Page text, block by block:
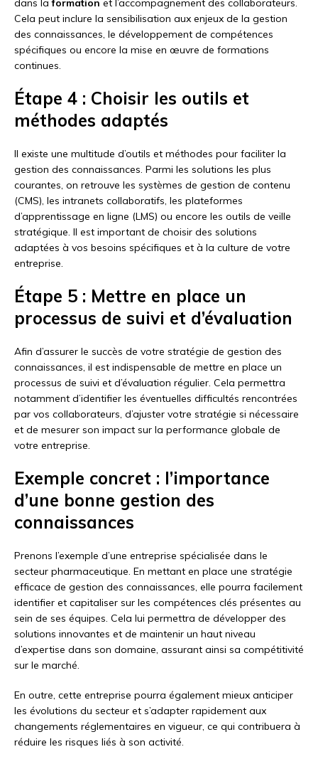
dans laformation et l’accompagnement des collaborateurs.
Cela peut inclure la sensibilisation aux enjeux de la gestion
des connaissances, le développement de compétences
spécifiques ou encore la mise en œuvre de formations
continues.
Étape 4 : Choisir les outils et
méthodes adaptés
Il existe une multitude d’outils et méthodes pour faciliter la
gestion des connaissances. Parmi les solutions les plus
courantes, on retrouve les systèmes de gestion de contenu
(CMS), les intranets collaboratifs, les plateformes
d’apprentissage en ligne (LMS) ou encore les outils de veille
stratégique. Il est important de choisir des solutions
adaptées à vos besoins spécifiques et à la culture de votre
entreprise.
Étape 5 : Mettre en place un
processus de suivi et d’évaluation
Afin d’assurer le succès de votre stratégie de gestion des
connaissances, il est indispensable de mettre en place un
processus de suivi et d’évaluation régulier. Cela permettra
notamment d’identifier les éventuelles difficultés rencontrées
par vos collaborateurs, d’ajuster votre stratégie si nécessaire
et de mesurer son impact sur la performance globale de
votre entreprise.
Exemple concret : l’importance
d’une bonne gestion des
connaissances
Prenons l’exemple d’une entreprise spécialisée dans le
secteur pharmaceutique. En mettant en place une stratégie
efficace de gestion des connaissances, elle pourra facilement
identifier et capitaliser sur les compétences clés présentes au
sein de ses équipes. Cela lui permettra de développer des
solutions innovantes et de maintenir un haut niveau
d’expertise dans son domaine, assurant ainsi sa compétitivité
sur le marché.
En outre, cette entreprise pourra également mieux anticiper
les évolutions du secteur et s’adapter rapidement aux
changements réglementaires en vigueur, ce qui contribuera à
réduire les risques liés à son activité.